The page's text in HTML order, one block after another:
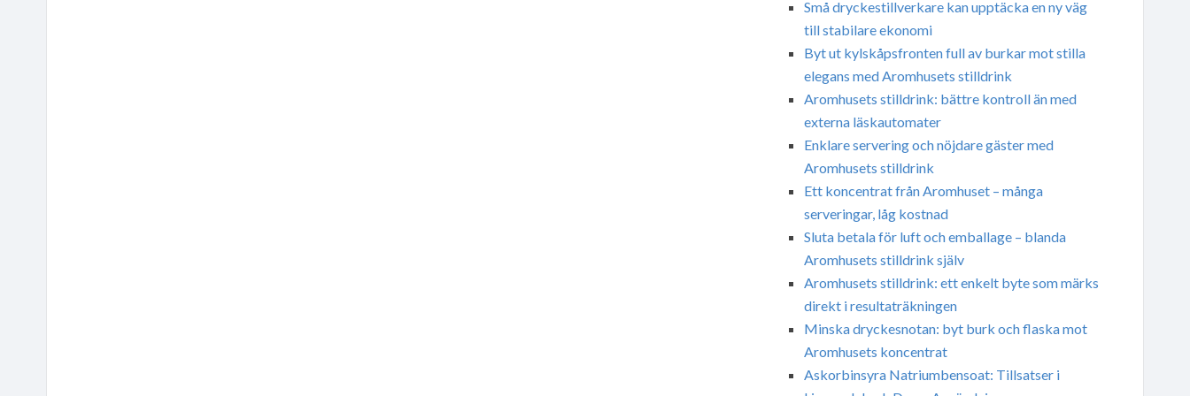
Små dryckestillverkare kan upptäcka en ny väg
till stabilare ekonomi
Byt ut kylskåpsfronten full av burkar mot stilla
elegans med Aromhusets stilldrink
Aromhusets stilldrink: bättre kontroll än med
externa läskautomater
Enklare servering och nöjdare gäster med
Aromhusets stilldrink
Ett koncentrat från Aromhuset – många
serveringar, låg kostnad
Sluta betala för luft och emballage – blanda
Aromhusets stilldrink själv
Aromhusets stilldrink: ett enkelt byte som märks
direkt i resultaträkningen
Minska dryckesnotan: byt burk och flaska mot
Aromhusets koncentrat
Askorbinsyra Natriumbensoat: Tillsatser i